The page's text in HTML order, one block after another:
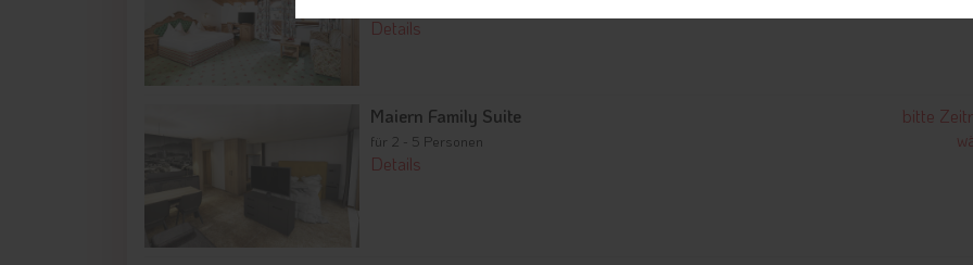
Details
Maiern Family Suite
für 2 - 5 Personen
Details
bitte